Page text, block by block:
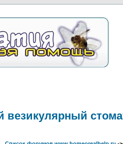
везикулярный